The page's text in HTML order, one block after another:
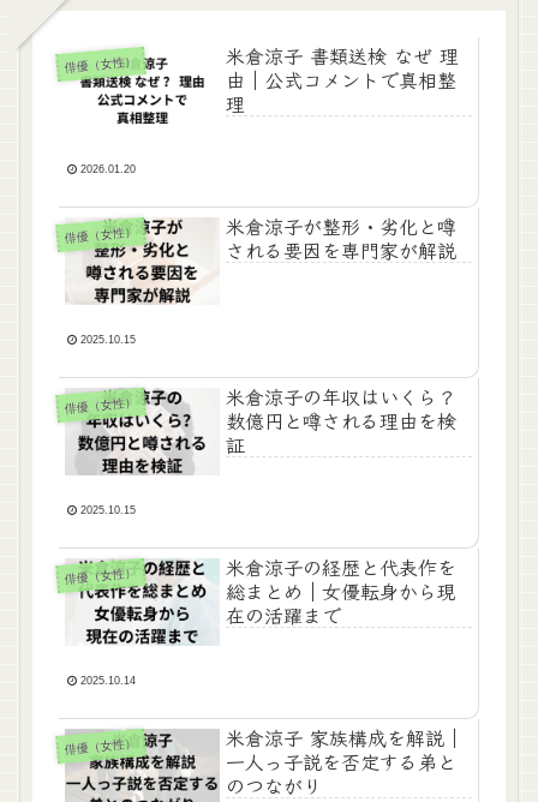
俳優（女性）
米倉涼子 書類送検 なぜ 理
由｜公式コメントで真相整
理
2026.01.20
俳優（女性）
米倉涼子が整形・劣化と噂
される要因を専門家が解説
2025.10.15
俳優（女性）
米倉涼子の年収はいくら？
数億円と噂される理由を検
証
2025.10.15
俳優（女性）
米倉涼子の経歴と代表作を
総まとめ｜女優転身から現
在の活躍まで
2025.10.14
俳優（女性）
米倉涼子 家族構成を解説｜
一人っ子説を否定する弟と
のつながり